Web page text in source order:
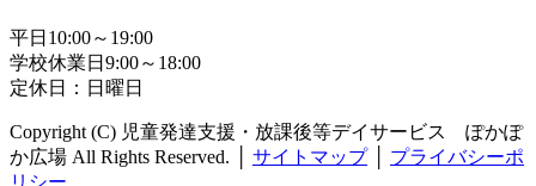
平日10:00～19:00
学校休業日9:00～18:00
定休日：日曜日
Copyright (C) 児童発達支援・放課後等デイサービス ぽかぽ
か広場 All Rights Reserved.
サイトマップ
プライバシーポ
リシー